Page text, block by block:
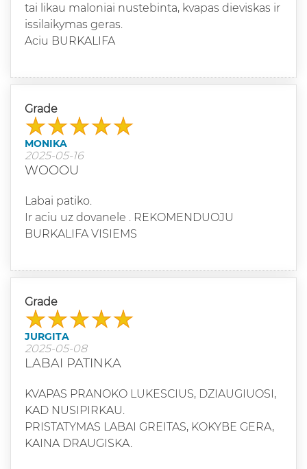
tai likau maloniai nustebinta, kvapas dieviskas ir
issilaikymas geras.
Aciu BURKALIFA
Grade
MONIKA
2025-05-16
WOOOU
Labai patiko.
Ir aciu uz dovanele . REKOMENDUOJU
BURKALIFA VISIEMS
Grade
JURGITA
2025-05-08
LABAI PATINKA
KVAPAS PRANOKO LUKESCIUS, DZIAUGIUOSI,
KAD NUSIPIRKAU.
PRISTATYMAS LABAI GREITAS, KOKYBE GERA,
KAINA DRAUGISKA.